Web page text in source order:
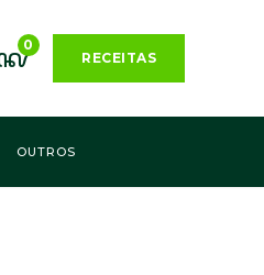
RECEITAS
0
OUTROS